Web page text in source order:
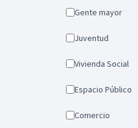
Gente mayor
Juventud
Vivienda Social
Espacio Público
Comercio